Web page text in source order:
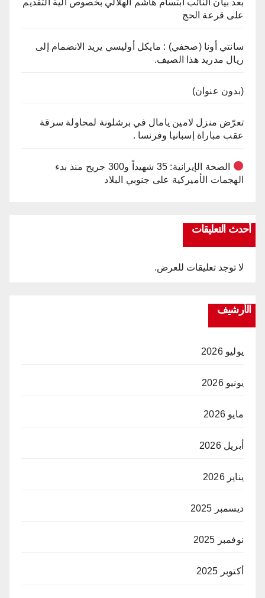
على قرعة الحج
سانتي أونا (صحفي) : مايكل أوليسي يريد الانضمام إلى
ريال مدريد هذا الصيف.
(بدون عنوان)
تعرّض منزل لامين يامال في برشلونة لمحاولة سرقة
عقب مباراة إسبانيا وفرنسا .
الصحة الإيرانية: 35 شهيداً و300 جريح منذ بدء
الهجمات الأميركية على جنوبي البلاد
أحدث التعليقات
لا توجد تعليقات للعرض.
الأرشيف
يوليو 2026
يونيو 2026
مايو 2026
أبريل 2026
يناير 2026
ديسمبر 2025
نوفمبر 2025
أكتوبر 2025